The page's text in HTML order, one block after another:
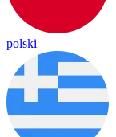
polski